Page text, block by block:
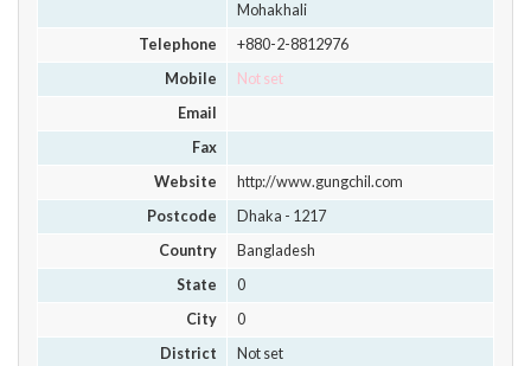
Mohakhali
Telephone
+880-2-8812976
Mobile
Not set
Email
Fax
Website
http://www.gungchil.com
Postcode
Dhaka - 1217
Country
Bangladesh
State
0
City
0
District
Not set